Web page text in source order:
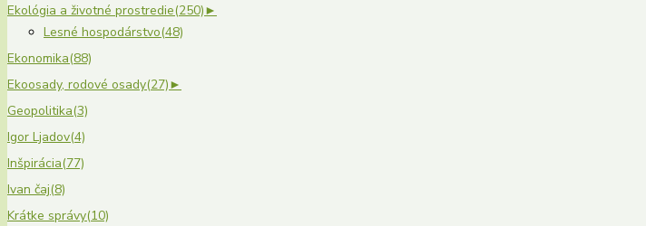
Ekológia a životné prostredie(250)►
Lesné hospodárstvo(48)
Ekonomika(88)
Ekoosady, rodové osady(27)►
Geopolitika(3)
Igor Ljadov(4)
Inšpirácia(77)
Ivan čaj(8)
Krátke správy(10)